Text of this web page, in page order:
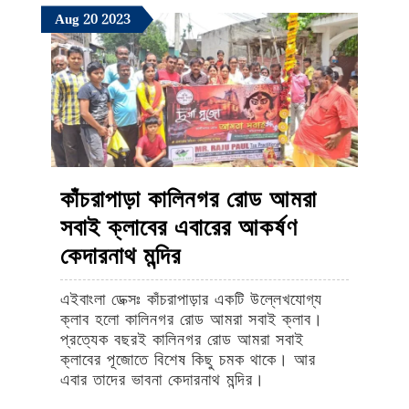
AugAugust
20,
2023
20August
20,
2023
2023August
20,
2023
কাঁচরাপাড়া কালিনগর রোড আমরা
সবাই ক্লাবের এবারের আকর্ষণ
কেদারনাথ মন্দিরকাঁচরাপাড়া
কালিনগর
রোড
আমরা
সবাই
ক্লাবের
এইবাংলা ডেক্সঃ কাঁচরাপাড়ার একটি উল্লেখযোগ্য
ক্লাব হলো কালিনগর রোড আমরা সবাই ক্লাব।
প্রত্যেক বছরই কালিনগর রোড আমরা সবাই
ক্লাবের পূজোতে বিশেষ কিছু চমক থাকে। আর
এবার তাদের ভাবনা কেদারনাথ মন্দির।